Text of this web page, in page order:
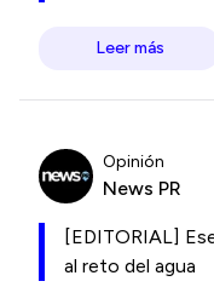
Leer más
Opinión
News PR
[EDITORIAL]
al reto del agua